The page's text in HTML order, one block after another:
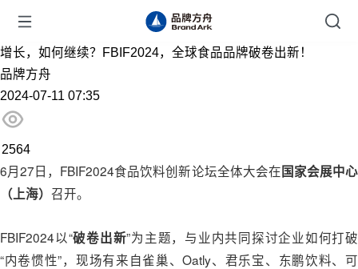
增长，如何继续？FBIF2024，全球食品品牌破卷出新！
品牌方舟
2024-07-11 07:35
2564
6月27日，FBIF2024食品饮料创新论坛全体大会在国家会展中心
（上海） 召开。
FBIF2024以“破卷出新”为主题，与业内共同探讨企业如何打破
“内卷惯性”，现场有来自雀巢、Oatly、君乐宝、东鹏饮料、可